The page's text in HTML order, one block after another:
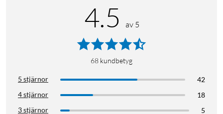
HQ7240
HQ7290
HQ7120
4.5 av 5
68 kundbetyg
5 stjärnor
42
4 stjärnor
18
3 stjärnor
5